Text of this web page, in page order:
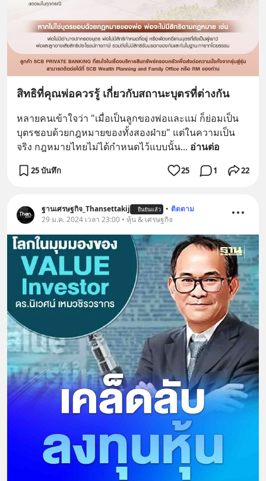
สิทธิที่คุณพ่อควรรู้ เกี่ยวกับสถานะบุตรที่ต่างกัน
หลายคนเข้าใจว่า "เมื่อเป็นลูกของพ่อและแม่ ก็ย่อมเป็น
บุตรชอบด้วยกฎหมายของทั้งสองฝ่าย" แต่ในความเป็น
จริง กฎหมายไทยไม่ได้กำหนดไว้แบบนั้น... อ่านต่อ
25 บันทึก 25 1 22
ฐานเศรษฐกิจ_Thansettakij ยืนยันแล้ว • ติดตาม
29 ม.ค. 2024 เวลา 23:00 • หุ้น & เศรษฐกิจ